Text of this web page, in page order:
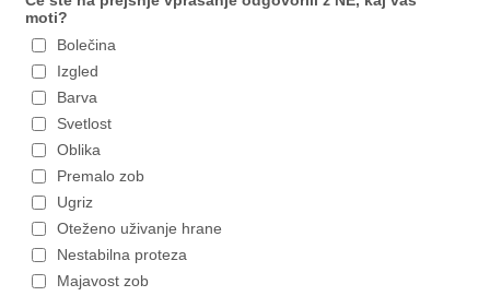
moti?
Bolečina
Izgled
Barva
Svetlost
Oblika
Premalo zob
Ugriz
Oteženo uživanje hrane
Nestabilna proteza
Majavost zob